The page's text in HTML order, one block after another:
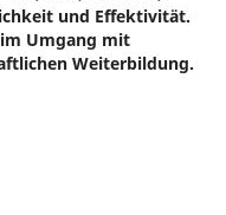
und Effektivität.
Umgang mit
Weiterbildung.